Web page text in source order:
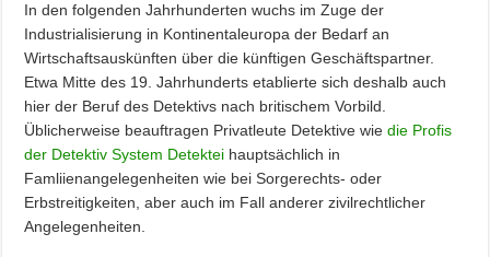
In den folgenden Jahrhunderten wuchs im Zuge der
Industrialisierung in Kontinentaleuropa der Bedarf an
Wirtschaftsauskünften über die künftigen Geschäftspartner.
Etwa Mitte des 19. Jahrhunderts etablierte sich deshalb auch
hier der Beruf des Detektivs nach britischem Vorbild.
Üblicherweise beauftragen Privatleute Detektive wiedie Profis
der Detektiv System Detektei hauptsächlich in
Famliienangelegenheiten wie bei Sorgerechts- oder
Erbstreitigkeiten, aber auch im Fall anderer zivilrechtlicher
Angelegenheiten.